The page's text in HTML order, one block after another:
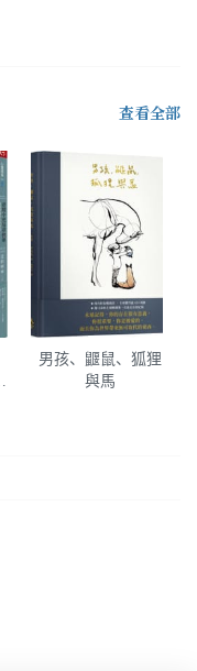
查看全部
男孩、鼴鼠、狐狸
與馬